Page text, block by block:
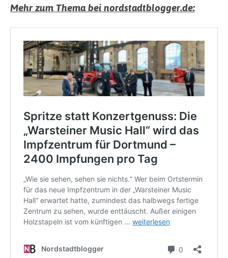
Mehr zum Thema bei nordstadtblogger.de: